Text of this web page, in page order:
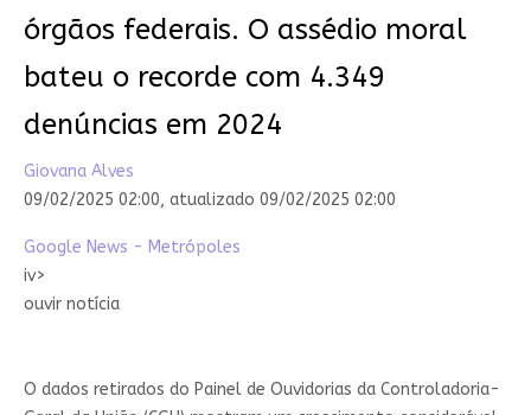
órgãos federais. O assédio moral
bateu o recorde com 4.349
denúncias em 2024
Giovana Alves
09/02/2025 02:00, atualizado 09/02/2025 02:00
Google News - Metrópoles
iv>
ouvir notícia
O dados retirados do Painel de Ouvidorias da Controladoria-